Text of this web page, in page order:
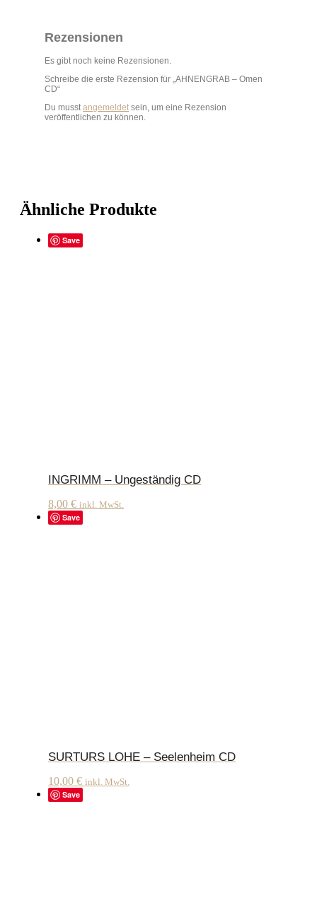
Rezensionen
Es gibt noch keine Rezensionen.
Schreibe die erste Rezension für „AHNENGRAB – Omen
CD“
Du musstangemeldetsein, um eine Rezension
veröffentlichen zu können.
Ähnliche Produkte
Save
INGRIMM – Ungeständig CD
8,00 € inkl. MwSt.
Save
SURTURS LOHE – Seelenheim CD
10,00 € inkl. MwSt.
Save